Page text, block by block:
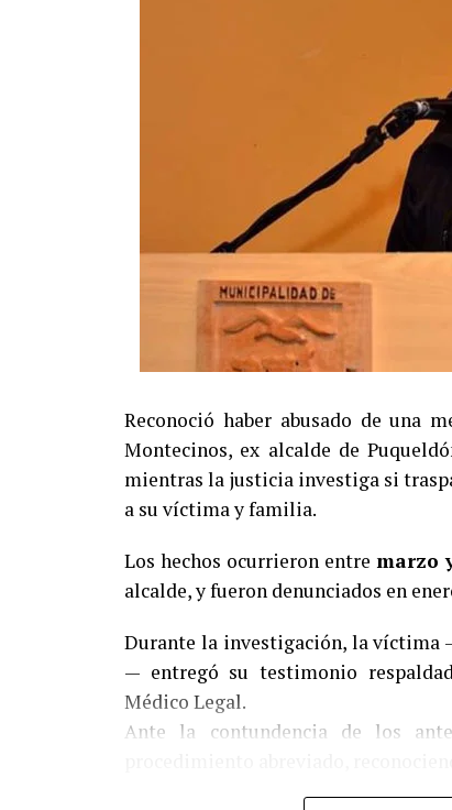
Reconoció haber abusado de una
Montecinos, ex alcalde de
mientras la justicia investiga si
a su víctima y familia.
Los hechos ocurrieron entre marzo
alcalde, y fueron denunciados en
Durante la investigación, la víctima
— entregó su testimonio
Médico Legal.
Ante la contundencia de los